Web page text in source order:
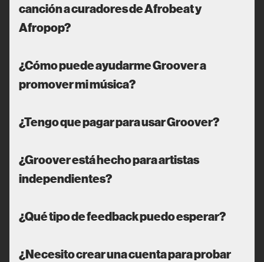
canción a curadores de Afrobeat y
Afropop?
¿Cómo puede ayudarme Groover a
promover mi música?
¿Tengo que pagar para usar Groover?
¿Groover está hecho para artistas
independientes?
¿Qué tipo de feedback puedo esperar?
¿Necesito crear una cuenta para probar